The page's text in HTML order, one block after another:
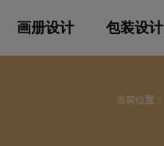
画册设计 包装设计
当前位置：